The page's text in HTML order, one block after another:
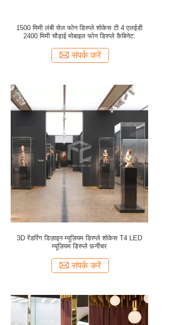
1500 मिमी लंबी सेल फोन डिस्प्ले शोकेस टी 4 एलईडी
2400 मिमी चौड़ाई मोबाइल फोन डिस्प्ले कैबिनेट:
संपर्क करें
3D रेंडरिंग डिज़ाइन म्यूज़ियम डिस्प्ले शोकेस T4 LED
म्यूज़ियम डिस्प्ले फ़र्नीचर
संपर्क करें